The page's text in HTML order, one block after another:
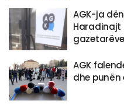
AGK-ja
Haradinajt
AGK
dhe punën